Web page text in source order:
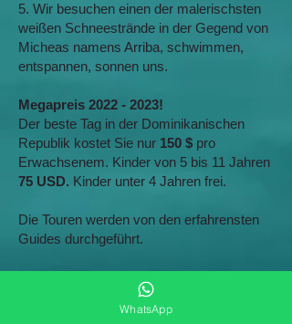
5. Wir besuchen einen der malerischsten
weißen Schneestrände in der Gegend von
Micheas namens Arriba, schwimmen,
entspannen, sonnen uns.
Megapreis 2022 - 2023!
Der beste Tag in der Dominikanischen
Republik kostet Sie nur 150 $ pro
Erwachsenem. Kinder von 5 bis 11 Jahren
75 USD. Kinder unter 4 Jahren frei.
Die Touren werden von den erfahrensten
Guides durchgeführt.
Touristengebieten der Dominikanischen
Republik, einschließlich Punta Cana
WhatsApp